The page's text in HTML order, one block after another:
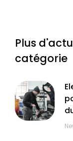
Plus
catégorie